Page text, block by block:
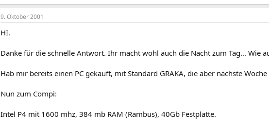
9. Oktober 2001
HI.
Danke für die schnelle Antwort. Ihr macht wohl auch die Nacht zum Tag... Wie
Hab mir bereits einen PC gekauft, mit Standard GRAKA, die aber nächste
Nun zum Compi:
Intel P4 mit 1600 mhz, 384 mb RAM (Rambus), 40Gb Festplatte.